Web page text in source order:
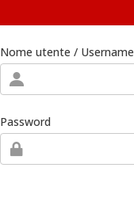
Nome utente / Username
Password